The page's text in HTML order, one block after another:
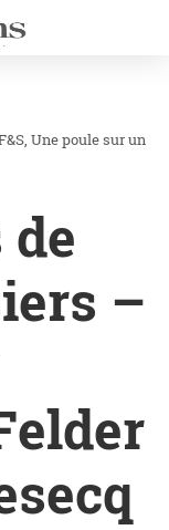
Une poule sur un
–